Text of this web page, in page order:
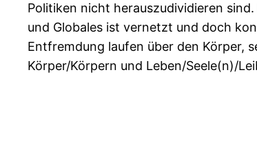
Politiken nicht herauszudividieren
und Globales ist vernetzt und doch
Entfremdung laufen über den Körper,
Körper/Körpern und Leben/Seele(n)/